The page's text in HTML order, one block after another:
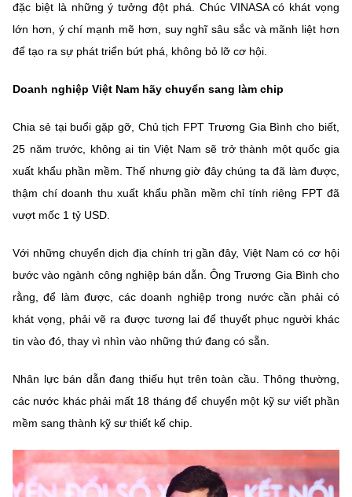
đặc biệt là những ý tưởng đột phá. Chúc VINASA có khát vọng
lớn hơn, ý chí mạnh mẽ hơn, suy nghĩ sâu sắc và mãnh liệt hơn
để tạo ra sự phát triển bứt phá, không bỏ lỡ cơ hội.
Doanh nghiệp Việt Nam hãy chuyển sang làm chip
Chia sẻ tại buổi gặp gỡ, Chủ tịch FPT Trương Gia Bình cho biết,
25 năm trước, không ai tin Việt Nam sẽ trở thành một quốc gia
xuất khẩu phần mềm. Thế nhưng giờ đây chúng ta đã làm được,
thậm chí doanh thu xuất khẩu phần mềm chỉ tính riêng FPT đã
vượt mốc 1 tỷ USD.
Với những chuyển dịch địa chính trị gần đây, Việt Nam có cơ hội
bước vào ngành công nghiệp bán dẫn. Ông Trương Gia Bình cho
rằng, để làm được, các doanh nghiệp trong nước cần phải có
khát vọng, phải vẽ ra được tương lai để thuyết phục người khác
tin vào đó, thay vì nhìn vào những thứ đang có sẵn.
Nhân lực bán dẫn đang thiếu hụt trên toàn cầu. Thông thường,
các nước khác phải mất 18 tháng để chuyển một kỹ sư viết phần
mềm sang thành kỹ sư thiết kế chip.